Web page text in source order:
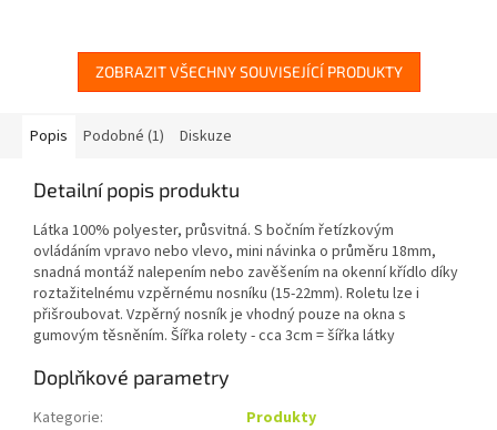
díky...
ZOBRAZIT VŠECHNY SOUVISEJÍCÍ PRODUKTY
Popis Podobné (1) Diskuze
Detailní popis produktu
Látka 100% polyester, průsvitná. S bočním řetízkovým
ovládáním vpravo nebo vlevo, mini návinka o průměru 18mm,
snadná montáž nalepením nebo zavěšením na okenní křídlo díky
roztažitelnému vzpěrnému nosníku (15-22mm). Roletu lze i
přišroubovat. Vzpěrný nosník je vhodný pouze na okna s
gumovým těsněním. Šířka rolety - cca 3cm = šířka látky
Doplňkové parametry
Kategorie:
Produkty